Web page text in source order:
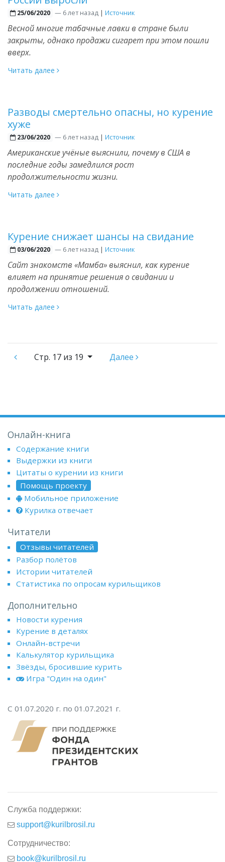
25/06/2020 —6 лет назад | Источник
Весной многие табачные лавки в стране были
закрыты, однако продажи сигарет при этом пошли
вверх.
Читать далее
Разводы смертельно опасны, но курение
хуже
23/06/2020 —6 лет назад | Источник
Американские учёные выяснили, почему в США в
последние годы замедлился рост
продолжительности жизни.
Читать далее
Курение снижает шансы на свидание
03/06/2020 —6 лет назад | Источник
Сайт знакомств «Мамба» выяснил, как курение
влияет на принятие решения о свидании и
продолжении отношений.
Читать далее
Стр. 17 из 19 Далее
Онлайн-книга
Содержание книги
Выдержки из книги
Цитаты о курении из книги
Помощь проекту
Мобильное приложение
Курилка отвечает
Читатели
Отзывы читателей
Разбор полётов
Истории читателей
Статистика по опросам курильщиков
Дополнительно
Новости курения
Курение в деталях
Онлайн-встречи
Калькулятор курильщика
Звёзды, бросившие курить
Игра "Один на один"
С 01.07.2020 г. по 01.07.2021 г.
Служба поддержки:
support@kurilbrosil.ru
Сотрудничество:
book@kurilbrosil.ru